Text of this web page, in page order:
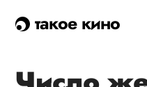
такое кино